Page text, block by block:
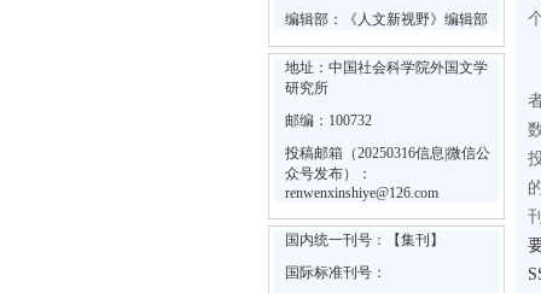
编辑部：《人文新视野》编辑部
地址：中国社会科学院外国文学
研究所
邮编：100732
投稿邮箱（20250316信息|微信公
众号发布）：
renwenxinshiye@126.com
国内统一刊号：【集刊】
国际标准刊号：